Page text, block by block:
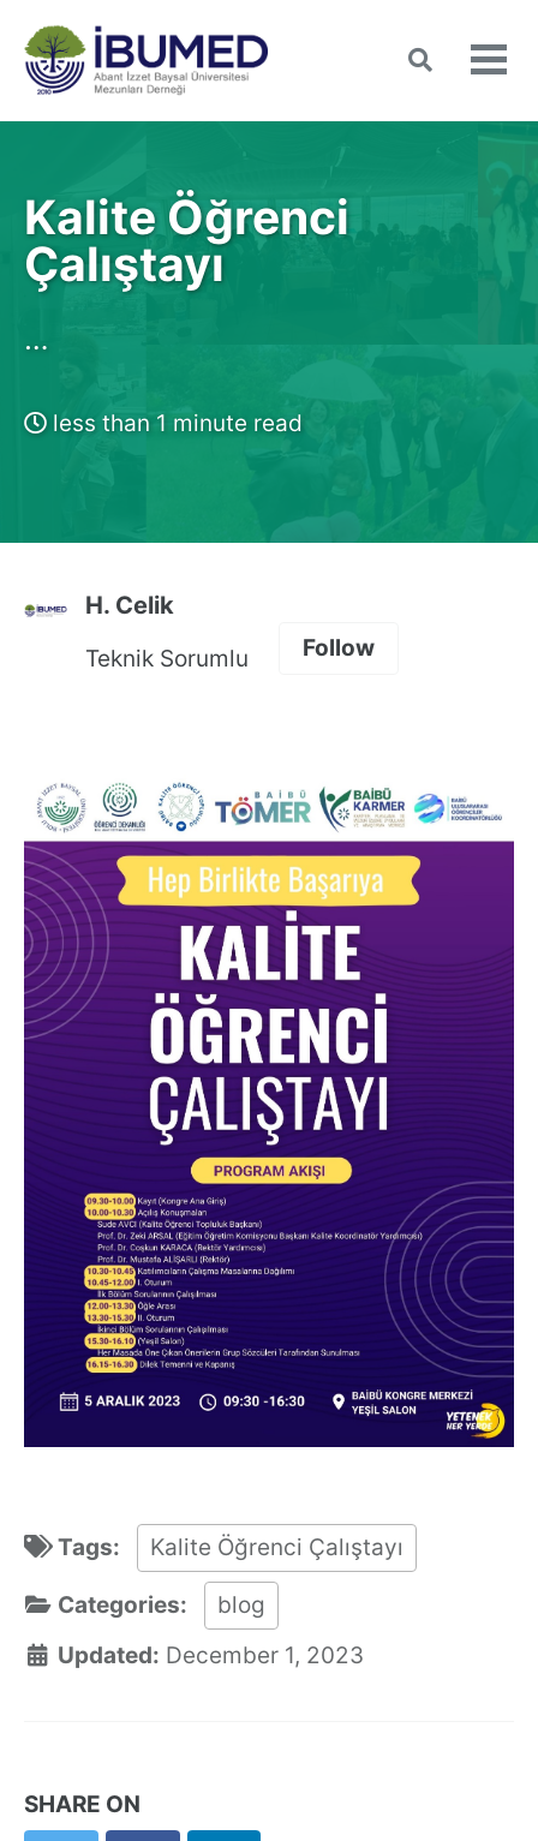
Skip
primary
navigation
Skip
content
Skip
footer
Toggle
Kalite Öğrenci
Çalıştayı
…
less than 1 minute read
H. Celik
Teknik Sorumlu Follow
Tags: Kalite Öğrenci Çalıştayı
Categories:
blog
Updated: December 1, 2023
SHARE ON